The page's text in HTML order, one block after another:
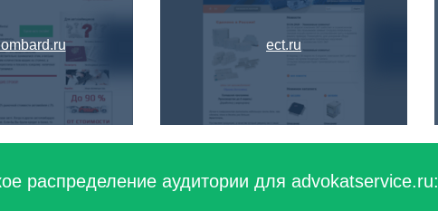
ect.ru
распределение аудитории для advokatservice.ru: